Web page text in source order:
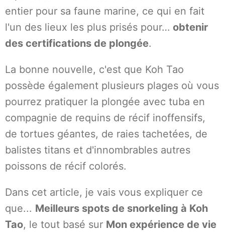
entier pour sa faune marine, ce qui en fait
l'un des lieux les plus prisés pour… obtenir
des certifications de plongée.
La bonne nouvelle, c'est que Koh Tao
possède également plusieurs plages où vous
pourrez pratiquer la plongée avec tuba en
compagnie de requins de récif inoffensifs,
de tortues géantes, de raies tachetées, de
balistes titans et d'innombrables autres
poissons de récif colorés.
Dans cet article, je vais vous expliquer ce
que... Meilleurs spots de snorkeling à Koh
Tao, le tout basé sur Mon expérience de vie